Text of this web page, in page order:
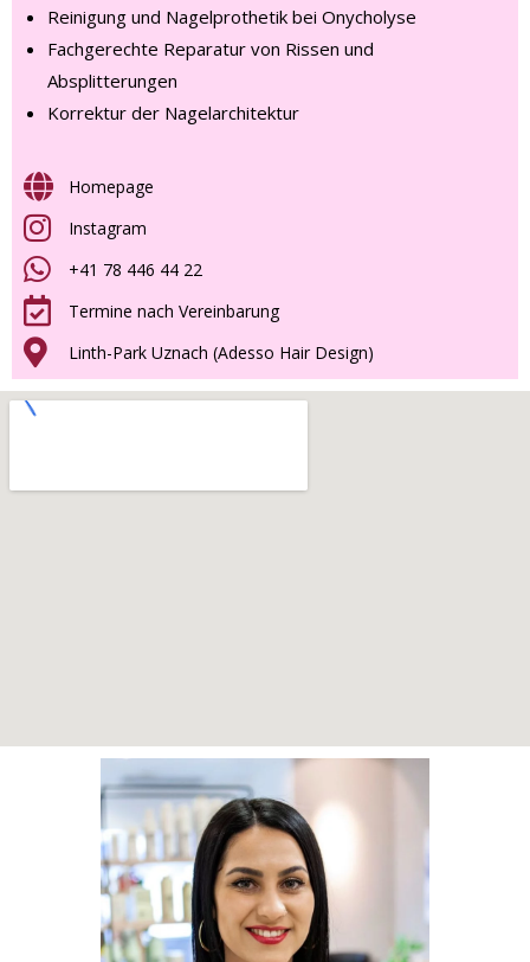
Reinigung und Nagelprothetik bei Onycholyse
Fachgerechte Reparatur von Rissen und
Absplitterungen
Korrektur der Nagelarchitektur
Homepage
Instagram
+41 78 446 44 22
Termine nach Vereinbarung
Linth-Park Uznach (Adesso Hair Design)